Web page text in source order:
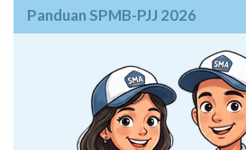
Panduan SPMB-PJJ 2026